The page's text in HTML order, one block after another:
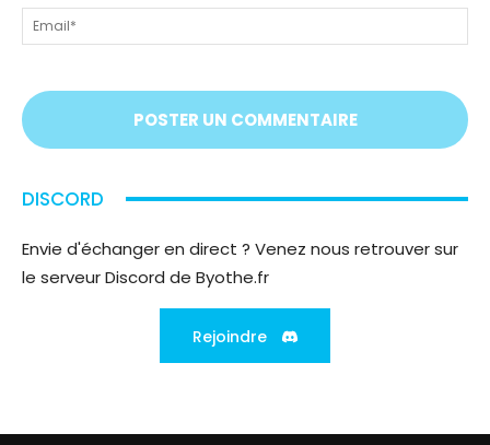
On
vous
;)
DISCORD
Envie d'échanger en direct ? Venez nous retrouver sur
le serveur Discord de Byothe.fr
Rejoindre